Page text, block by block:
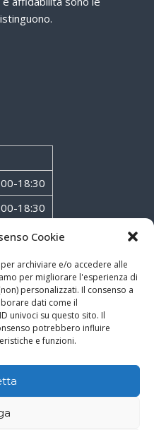
Cookie
archiviare e/o accedere alle
per migliorare l'esperienza di
personalizzati. Il consenso a
dati come il
univoci su questo sito. Il
potrebbero influire
e funzioni.
18:30
18:30
18:30
18:30